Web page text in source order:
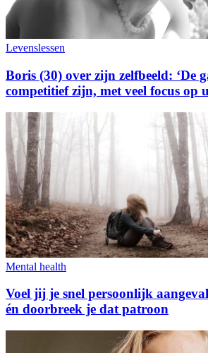
Levenslessen
Boris (30) over zijn zelfbeeld: ‘De
competitief zijn, met veel focus op
Mental health
Voel jij je snel persoonlijk
én doorbreek je dat patroon